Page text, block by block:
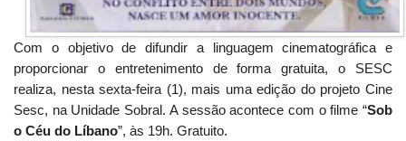
Com o objetivo de difundir a linguagem cinematográfica e
proporcionar o entretenimento de forma gratuita, o SESC
realiza, nesta sexta-feira (1), mais uma edição do projeto Cine
Sesc, na Unidade Sobral. A sessão acontece com o filme “Sob
o Céu do Líbano”, às 19h. Gratuito.